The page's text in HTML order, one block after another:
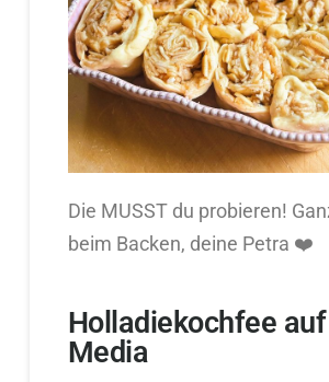
Die MUSST du probieren!
beim Backen, deine Petra ❤️
Holladiekochfee auf
Media